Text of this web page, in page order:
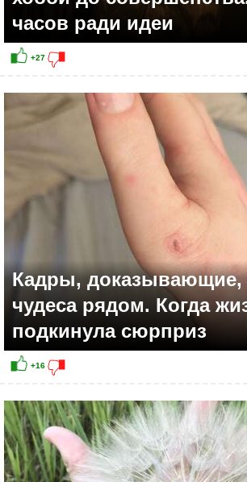
+11
часов ради идеи
Кадры, доказывающие,
чудеса рядом. Когда
подкинула сюрприз